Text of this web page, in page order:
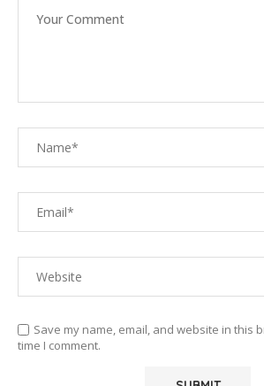
Save my name, email, and website in this
time I comment.